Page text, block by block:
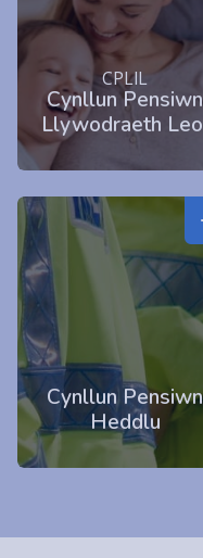
CPLlL
Cynllun Pensiwn
Llywodraeth
Cynllun Pensiwn
Heddlu